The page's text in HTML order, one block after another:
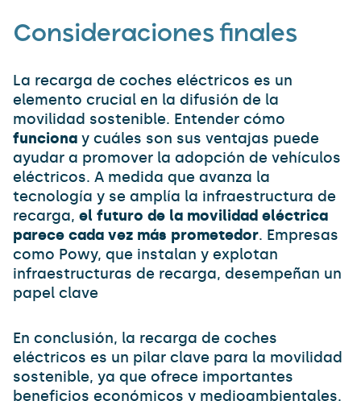
Consideraciones finales
La recarga de coches eléctricos es un
elemento crucial en la difusión de la
movilidad sostenible. Entender cómo
funciona y cuáles son sus ventajas puede
ayudar a promover la adopción de vehículos
eléctricos. A medida que avanza la
tecnología y se amplía la infraestructura de
recarga, el futuro de la movilidad eléctrica
parece cada vez más prometedor. Empresas
como Powy, que instalan y explotan
infraestructuras de recarga, desempeñan un
papel clave
En conclusión, la recarga de coches
eléctricos es un pilar clave para la movilidad
sostenible, ya que ofrece importantes
beneficios económicos y medioambientales.